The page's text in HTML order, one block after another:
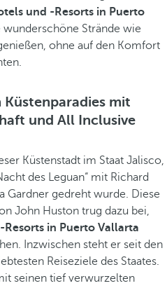
und -Resorts in Puerto
wunderschöne Strände wie
ohne auf den Komfort
mit
und All Inclusive
Küstenstadt im Staat Jalisco,
des Leguan“ mit Richard
Gardner gedreht wurde. Diese
John Huston trug dazu bei,
in Puerto Vallarta
Inzwischen steht er seit den
Reiseziele des Staates.
seinen tief verwurzelten